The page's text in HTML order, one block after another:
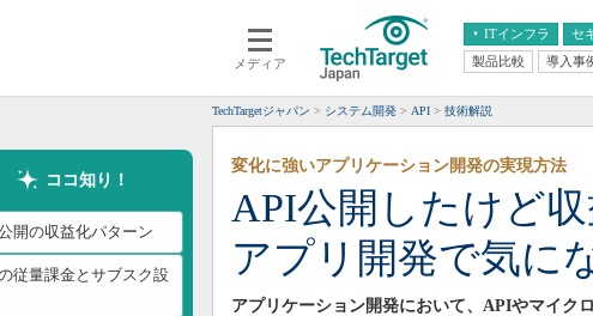
メディア
ITインフラ
クラウド
スマートモバイル
ネットワーク
システム運用管理
セ
エンタープライズAI
ERP
CX
情報系システム
製品比較 導入事
TechTargetジャパン システム開発 API 技術解説
ココ知り！
開の収益化パターン
従量課金とサブスク設
API公開したけど
アプリ開発で気に
変化に強いアプリケーション開発の実現方法
アプリケーション開発において、APIやマイク